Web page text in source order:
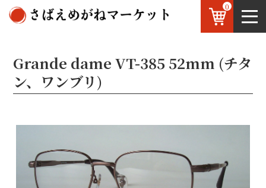
鯖江のめがね
お知らせ
0
Grande dame VT-385 52mm (チタ
ン、ワンブリ)